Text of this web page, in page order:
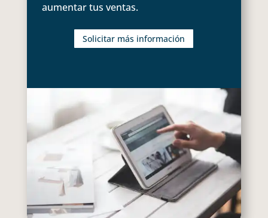
aumentar tus ventas.
Solicitar más información